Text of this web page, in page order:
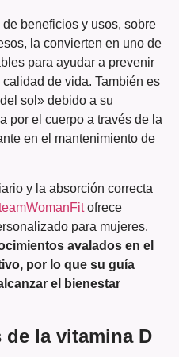
beneficios y usos, sobre
la convierten en uno de
para ayudar a prevenir
de vida. También es
sol» debido a su
por el cuerpo a través de la
en el mantenimiento de
y la absorción correcta
ofrece
para mujeres.
avalados en el
por lo que su guía
el bienestar
la vitamina D